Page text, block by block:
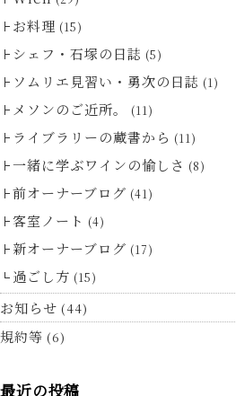
お料理 (15)
シェフ・石塚の日誌 (5)
ソムリエ見習い・勇次の日誌 (1)
メソンのご近所。 (11)
ライブラリーの蔵書から (11)
一緒に学ぶワインの愉しさ (8)
前オーナーブログ (41)
客室ノート (4)
新オーナーブログ (17)
過ごし方 (15)
お知らせ (44)
規約等 (6)
最近の投稿